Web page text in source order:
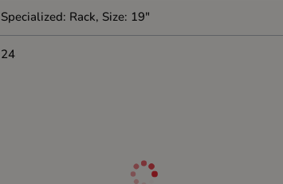
Specialized: Rack, Size: 19"
24